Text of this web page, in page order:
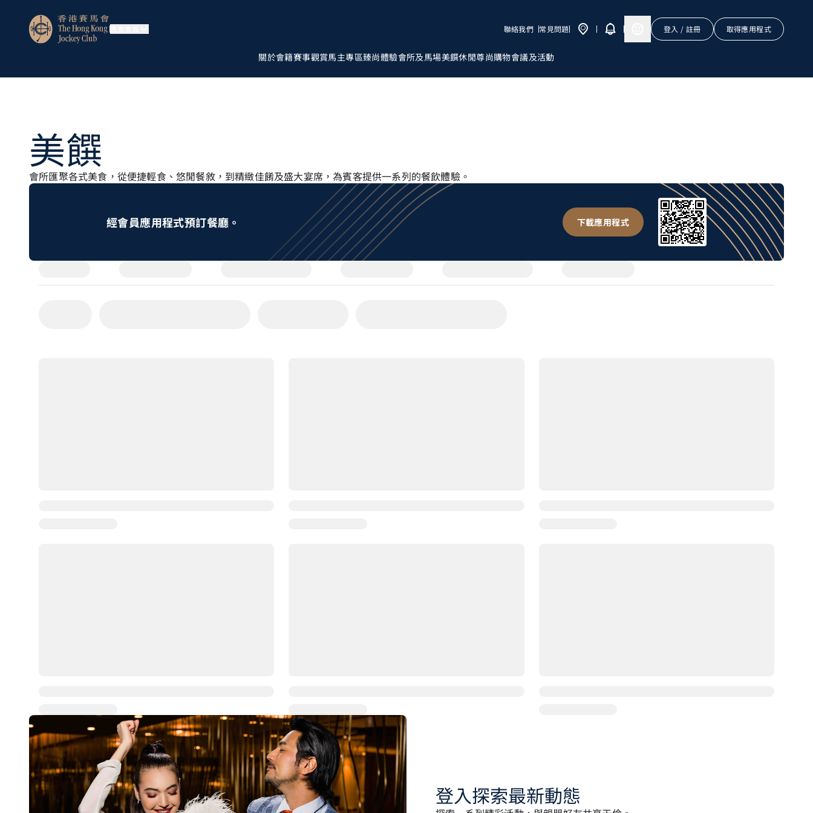
聯絡我們 常見問題 登入 / 註冊 取得應用程式
關於會籍賽事觀賞馬主專區臻尚體驗會所及馬場美饌休閒尊尚購物會議及活動
美饌
會所匯聚各式美食，從便捷輕食、悠閒餐敘，到精緻佳餚及盛大宴席，為賓客提供一系列的餐飲體驗。
經會員應用程式預訂餐廳。 下載應用程式
登入探索最新動態